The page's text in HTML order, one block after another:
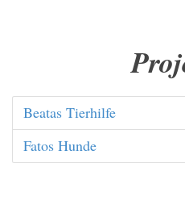
Beatas Tierhilfe
Fatos Hunde